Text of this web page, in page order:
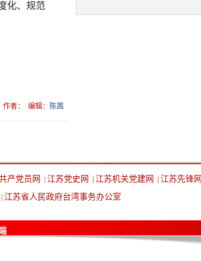
化、规范
作者： 编辑： 陈茜
产党员网 江苏党史网 江苏机关党建网
江苏先锋网
江苏省人民政府台湾事务办公室